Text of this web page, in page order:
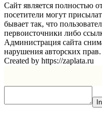
Сайт является полностью
посетители могут
бывает так, что
первоисточники либо
Администрация сайта
нарушения авторских прав.
Created by https://zaplata.ru